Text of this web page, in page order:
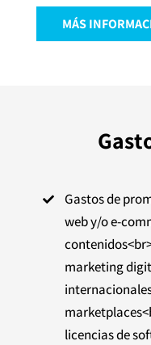
MÁS

Gastos de
web y/o e-
marketing
licencias de